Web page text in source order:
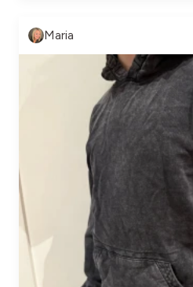
Maria